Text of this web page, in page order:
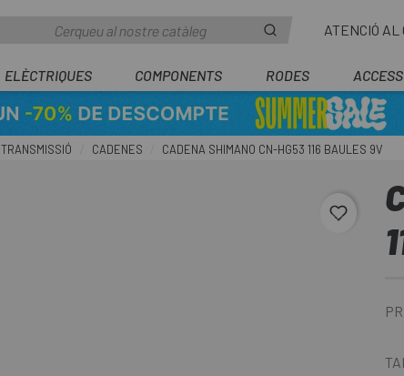
ATENCIÓ
ELÈCTRIQUES COMPONENTS RODES
TRANSMISSIÓ CADENES CADENA SHIMANO CN-HG53 116 BAULES 9V